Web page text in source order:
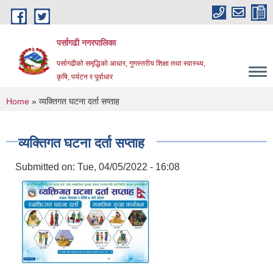
Skip to main content
पर्सागढी नगरपालिका
पर्सागढीको समृद्धिको आधार, गुणस्तरीय शिक्षा तथा स्वास्थ्य,
कृषि, पर्यटन र पूर्वाधार
You are here
Home » व्यक्तिगत घटना दर्ता सप्ताह
व्यक्तिगत घटना दर्ता सप्ताह
Submitted on: Tue, 04/05/2022 - 16:08